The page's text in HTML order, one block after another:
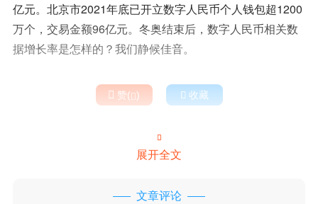
亿元。北京市2021年底已开立数字人民币个人钱包超1200
万个，交易金额96亿元。冬奥结束后，数字人民币相关数
据增长率是怎样的？我们静候佳音。
 赞()  收藏

展开全文
文章评论